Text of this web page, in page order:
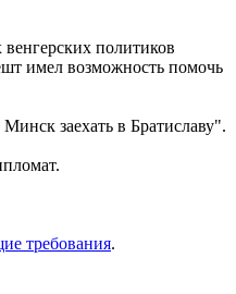
политиков
имел возможность помочь
заехать в Братиславу".
требования.